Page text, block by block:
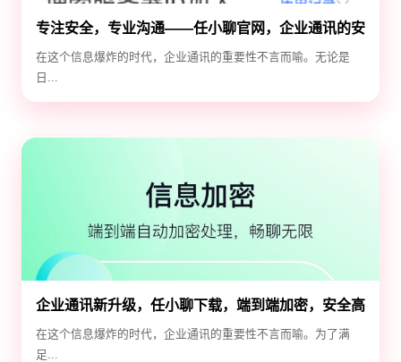
专注安全，专业沟通——任小聊官网，企业通讯的安
全守护神
在这个信息爆炸的时代，企业通讯的重要性不言而喻。无论是
日...
企业通讯新升级，任小聊下载，端到端加密，安全高
效！
在这个信息爆炸的时代，企业通讯的重要性不言而喻。为了满
足...